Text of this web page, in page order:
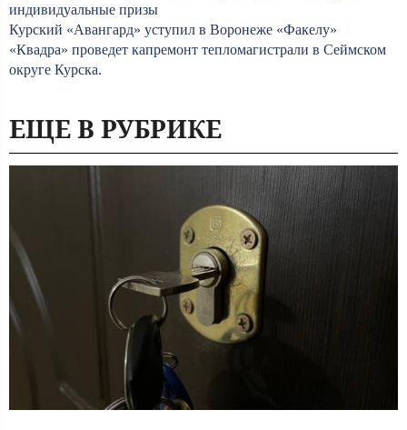
индивидуальные призы
Курский «Авангард» уступил в Воронеже «Факелу»
«Квадра» проведет капремонт тепломагистрали в Сеймском
округе Курска.
ЕЩЕ В РУБРИКЕ